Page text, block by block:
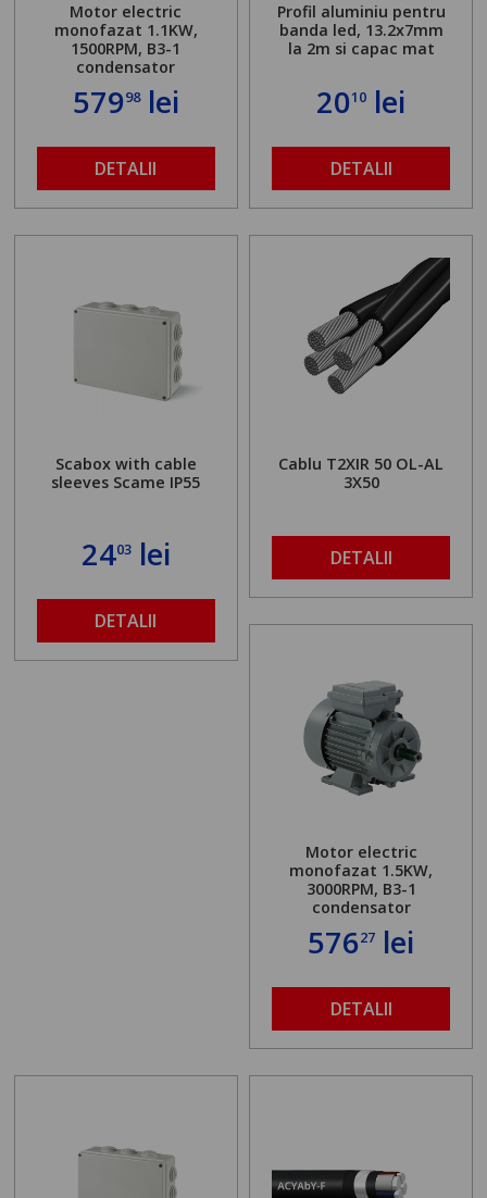
Motor electric
monofazat 1.1KW,
1500RPM, B3-1
condensator
57998lei
DETALII
Profil aluminiu pentru
banda led, 13.2x7mm
la 2m si capac mat
2010 lei
DETALII
Scabox with cable
sleeves Scame IP55
2403lei
DETALII
Cablu T2XIR 50 OL-AL
3X50
DETALII
Motor electric
monofazat 1.5KW,
3000RPM, B3-1
condensator
57627 lei
DETALII